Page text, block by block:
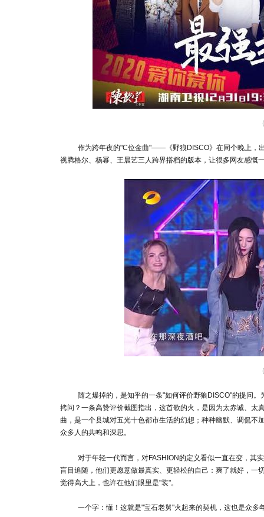
作为跨年夜的"C位金曲"——《野狼DISCO》在同个晚上，
视腾格尔、杨幂、王晨艺三人跨界搭档的版本，让很多网友感
随之爆掉的，是知乎的一条"如何评价野狼DISCO"的提问
拷问？一条高赞评价截图指出，这首歌的火，是因为太赤诚、
曲，是一个县城对五光十色都市生活的幻想；种种幽默、调侃不
众多人的共鸣和深思。
对于年轻一代而言，对FASHION的定义看似一直在变，其
盲目追随，他们更愿意做最真实、更轻松的自己：爽了就好，一
觉得高大上，也许在他们眼里是"装"。
一个字：懂！这就是"宝石老舅"火起来的契机，这也是众